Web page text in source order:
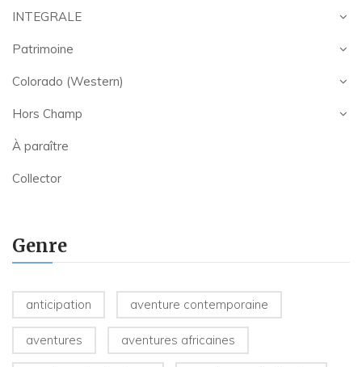
INTEGRALE
Patrimoine
Colorado (Western)
Hors Champ
À paraître
Collector
Genre
anticipation aventure contemporaine
aventures aventures africaines